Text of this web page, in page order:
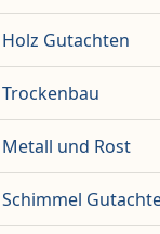
Holz Gutachten
Trockenbau
Metall und Rost
Schimmel